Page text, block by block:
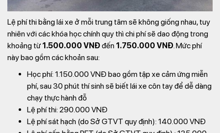
Lệ phí thi bằng lái xe ở mỗi trung tâm sẽ không giống nhau, tuy
nhiên với các khóa học chính quy thì chi phí sẽ dao động trong
khoảng từ 1.500.000 VNĐđến 1.750.000 VNĐ. Mức phí
này bao gồm các khoản sau:
Học phí: 1.150.000 VNĐ bao gồm tập xe cảm ứng miễn
phí, sau 30 phút thí sinh sẽ biết lái xe côn tay để dễ dàng
chạy thực hành đỗ
Lệ phí thi: 290.000 VNĐ
Lệ phí sát hạch (do Sở GTVT quy định): 140.000 VNĐ